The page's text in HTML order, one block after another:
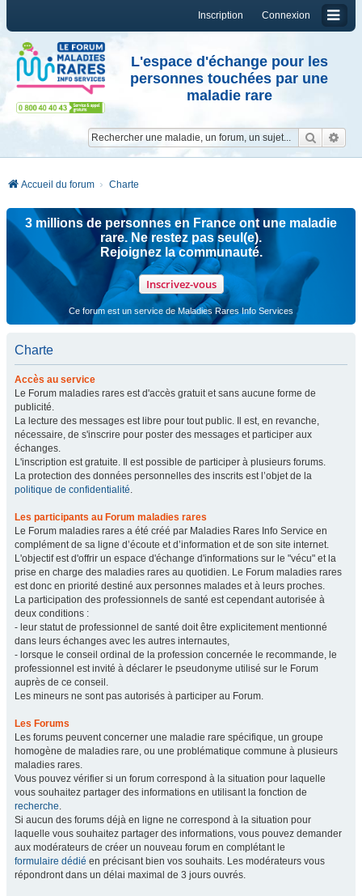
Connexion
Inscription
L'espace d'échange pour les
personnes touchées par une
maladie rare
Accueil du forum Charte
3 millions de personnes en France ont une maladie
rare. Ne restez pas seul(e).
Rejoignez la communauté.
Inscrivez-vous
Ce forum est un service de Maladies Rares Info Services
Charte
Accès au service
Le Forum maladies rares est d'accès gratuit et sans aucune forme de
publicité.
La lecture des messages est libre pour tout public. Il est, en revanche,
nécessaire, de s'inscrire pour poster des messages et participer aux
échanges.
L'inscription est gratuite. Il est possible de participer à plusieurs forums.
La protection des données personnelles des inscrits est l’objet de la
politique de confidentialité.
Les participants au Forum maladies rares
Le Forum maladies rares a été créé par Maladies Rares Info Service en
complément de sa ligne d’écoute et d’information et de son site internet.
L'objectif est d'offrir un espace d'échange d'informations sur le "vécu" et la
prise en charge des maladies rares au quotidien. Le Forum maladies rares
est donc en priorité destiné aux personnes malades et à leurs proches.
La participation des professionnels de santé est cependant autorisée à
deux conditions :
- leur statut de professionnel de santé doit être explicitement mentionné
dans leurs échanges avec les autres internautes,
- lorsque le conseil ordinal de la profession concernée le recommande, le
professionnel est invité à déclarer le pseudonyme utilisé sur le Forum
auprès de ce conseil.
Les mineurs ne sont pas autorisés à participer au Forum.
Les Forums
Les forums peuvent concerner une maladie rare spécifique, un groupe
homogène de maladies rare, ou une problématique commune à plusieurs
maladies rares.
Vous pouvez vérifier si un forum correspond à la situation pour laquelle
vous souhaitez partager des informations en utilisant la fonction de
recherche.
Si aucun des forums déjà en ligne ne correspond à la situation pour
laquelle vous souhaitez partager des informations, vous pouvez demander
aux modérateurs de créer un nouveau forum en complétant le
formulaire dédié en précisant bien vos souhaits. Les modérateurs vous
répondront dans un délai maximal de 3 jours ouvrés.